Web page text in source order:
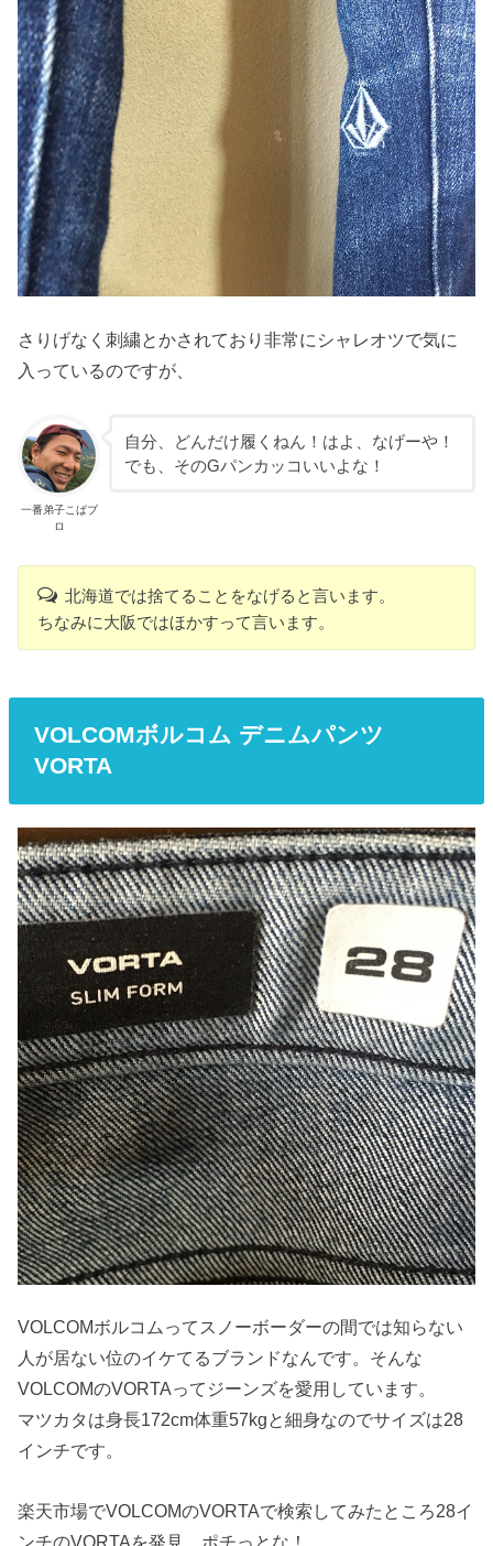
さりげなく刺繍とかされており非常にシャレオツで気に
入っているのですが、
一番弟子こばブ
ロ
自分、どんだけ履くねん！はよ、なげーや！
でも、そのGパンカッコいいよな！
北海道では捨てることをなげると言います。
ちなみに大阪ではほかすって言います。
VOLCOMボルコム デニムパンツ
VORTA
VOLCOMボルコムってスノーボーダーの間では知らない
人が居ない位のイケてるブランドなんです。そんな
VOLCOMのVORTAってジーンズを愛用しています。
マツカタは身長172cm体重57kgと細身なのでサイズは28
インチです。
楽天市場でVOLCOMのVORTAで検索してみたところ28イ
ンチのVORTAを発見、ポチっとな！